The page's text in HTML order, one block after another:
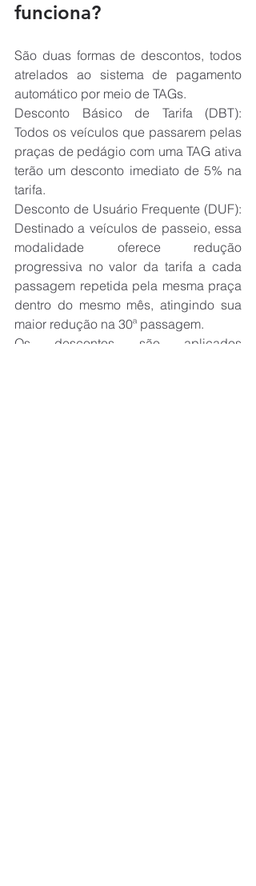
funciona?
São duas formas de descontos, todos
atrelados ao sistema de pagamento
automático por meio de TAGs.
Desconto Básico de Tarifa (DBT):
Todos os veículos que passarem pelas
praças de pedágio com uma TAG ativa
terão um desconto imediato de 5% na
tarifa.
Desconto de Usuário Frequente (DUF):
Destinado a veículos de passeio, essa
modalidade oferece redução
progressiva no valor da tarifa a cada
passagem repetida pela mesma praça
dentro do mesmo mês, atingindo sua
maior redução na 30ª passagem.
Os descontos são aplicados